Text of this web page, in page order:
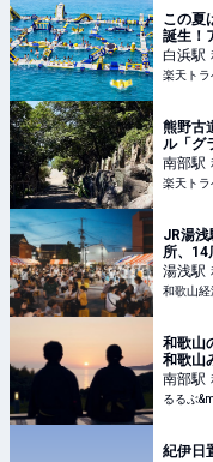
この夏
誕生！
【楽天
白浜駅
楽天トラ
熊野古
ル「グ
パ」
南部駅
楽天トラ
JR湯
所、14
湯浅駅
和歌山経
和歌山
和歌山
串本リ
南部駅
るるぶ
紀伊日